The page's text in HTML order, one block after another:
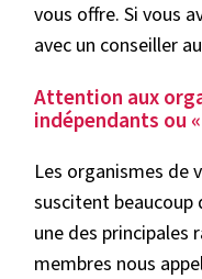
vous offre. Si vous
avec un conseiller
Attention aux
indépendants ou
Les organismes de
suscitent beaucoup
une des principales
membres nous